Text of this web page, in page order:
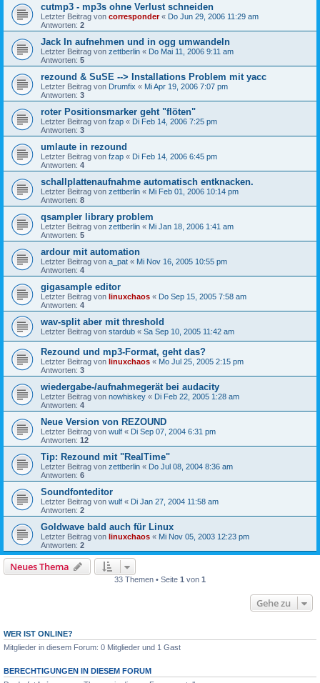
cutmp3 - mp3s ohne Verlust schneiden
Letzter Beitrag von corresponder« Do Jun 29, 2006 11:29 am
Antworten: 2
Jack In aufnehmen und in ogg umwandeln
Letzter Beitrag von zettberlin « Do Mai 11, 2006 9:11 am
Antworten: 5
rezound & SuSE --> Installations Problem mit yacc
Letzter Beitrag von Drumfix « Mi Apr 19, 2006 7:07 pm
Antworten: 3
roter Positionsmarker geht "flöten"
Letzter Beitrag von fzap « Di Feb 14, 2006 7:25 pm
Antworten: 3
umlaute in rezound
Letzter Beitrag von fzap « Di Feb 14, 2006 6:45 pm
Antworten: 4
schallplattenaufnahme automatisch entknacken.
Letzter Beitrag von zettberlin « Mi Feb 01, 2006 10:14 pm
Antworten: 8
qsampler library problem
Letzter Beitrag von zettberlin « Mi Jan 18, 2006 1:41 am
Antworten: 5
ardour mit automation
Letzter Beitrag von a_pat « Mi Nov 16, 2005 10:55 pm
Antworten: 4
gigasample editor
Letzter Beitrag von linuxchaos « Do Sep 15, 2005 7:58 am
Antworten: 4
wav-split aber mit threshold
Letzter Beitrag von stardub « Sa Sep 10, 2005 11:42 am
Rezound und mp3-Format, geht das?
Letzter Beitrag von linuxchaos « Mo Jul 25, 2005 2:15 pm
Antworten: 3
wiedergabe-/aufnahmegerät bei audacity
Letzter Beitrag von nowhiskey « Di Feb 22, 2005 1:28 am
Antworten: 4
Neue Version von REZOUND
Letzter Beitrag von wulf « Di Sep 07, 2004 6:31 pm
Antworten: 12
Tip: Rezound mit "RealTime"
Letzter Beitrag von zettberlin « Do Jul 08, 2004 8:36 am
Antworten: 6
Soundfonteditor
Letzter Beitrag von wulf « Di Jan 27, 2004 11:58 am
Antworten: 2
Goldwave bald auch für Linux
Letzter Beitrag von linuxchaos « Mi Nov 05, 2003 12:23 pm
Antworten: 2
Neues Thema
33 Themen • Seite 1 von 1
Gehe zu
WER IST ONLINE?
Mitglieder in diesem Forum: 0 Mitglieder und 1 Gast
BERECHTIGUNGEN IN DIESEM FORUM